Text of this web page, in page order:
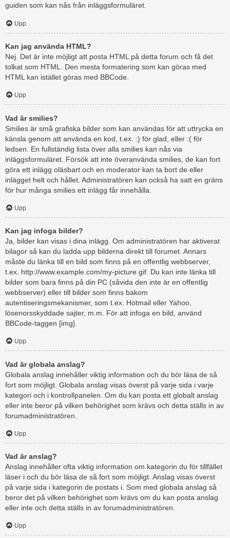
guiden som kan nås från inläggsformuläret.
Upp
Kan jag använda HTML?
Nej. Det är inte möjligt att posta HTML på detta forum och få det
tolkat som HTML. Den mesta formatering som kan göras med
HTML kan istället göras med BBCode.
Upp
Vad är smilies?
Smilies är små grafiska bilder som kan användas för att uttrycka en
känsla genom att använda en kod, t.ex. :) för glad, eller :( för
ledsen. En fullständig lista över alla smilies kan nås via
inläggsformuläret. Försök att inte överanvända smilies, de kan fort
göra ett inlägg oläsbart och en moderator kan ta bort de eller
inlägget helt och hållet. Administratören kan också ha satt en gräns
för hur många smilies ett inlägg får innehålla.
Upp
Kan jag infoga bilder?
Ja, bilder kan visas i dina inlägg. Om administratören har aktiverat
bilagor så kan du ladda upp bilderna direkt till forumet. Annars
måste du länka till en bild som finns på en offentlig webbserver,
t.ex. http://www.example.com/my-picture.gif. Du kan inte länka till
bilder som bara finns på din PC (såvida den inte är en offentlig
webbserver) eller till bilder som finns bakom
autentiseringsmekanismer, som t.ex. Hotmail eller Yahoo,
lösenorsskyddade sajter, m.m. För att infoga en bild, använd
BBCode-taggen [img].
Upp
Vad är globala anslag?
Globala anslag innehåller viktig information och du bör läsa de så
fort som möjligt. Globala anslag visas överst på varje sida i varje
kategori och i kontrollpanelen. Om du kan posta ett globalt anslag
eller inte beror på vilken behörighet som krävs och detta ställs in av
forumadministratören.
Upp
Vad är anslag?
Anslag innehåller ofta viktig information om kategorin du för tillfället
läser i och du bör läsa de så fort som möjligt. Anslag visas överst
på varje sida i kategorin de postats i. Som med globala anslag så
beror det på vilken behörighet som krävs om du kan posta anslag
eller inte och detta ställs in av forumadministratören.
Upp